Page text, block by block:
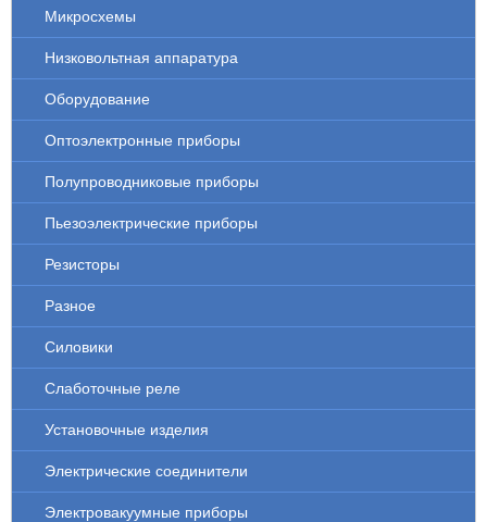
Микросхемы
Низковольтная аппаратура
Оборудование
Оптоэлектронные приборы
Полупроводниковые приборы
Пьезоэлектрические приборы
Резисторы
Разное
Силовики
Слаботочные реле
Установочные изделия
Электрические соединители
Электровакуумные приборы